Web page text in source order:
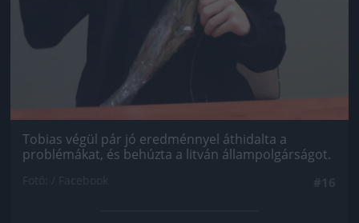
Tobias végül pár jó eredménnyel áthidalta a
problémákat, és behúzta a litván állampolgárságot.